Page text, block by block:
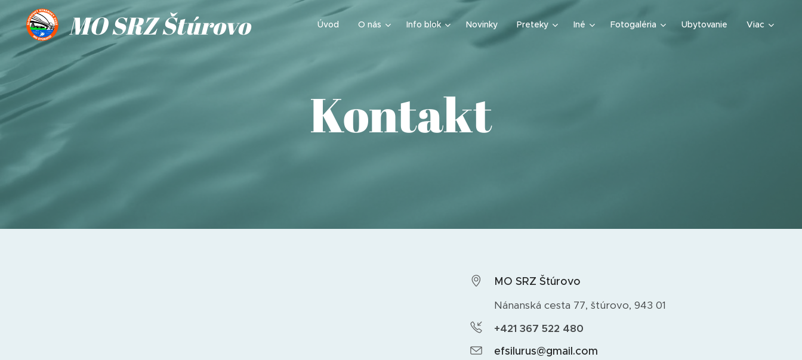
MO SRZ Štúrovo Úvod O nás Info blok Novinky Preteky Iné Fotogaléria Ubytovanie Viac
Kontakt
MO SRZ Štúrovo
Nánanská cesta 77, štúrovo, 943 01
+421 367 522 480
efsilurus@gmail.com